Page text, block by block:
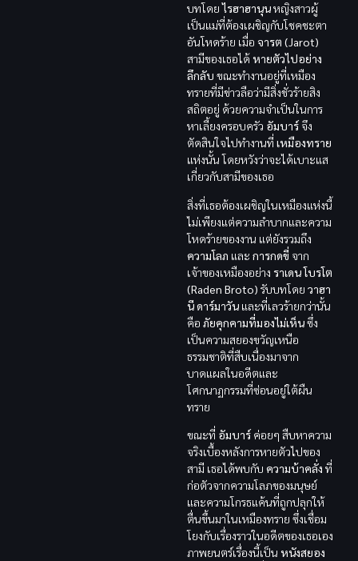
บทโดยไรฮาฮานุนหญิงสาวผู้
เป็นแม่ที่ต้องเผชิญกับโชคชะตา
อันโหดร้าย เมื่อ จารต (Jarot)
สามีของเธอได้ หายตัวไปอย่าง
ลึกลับ ขณะทำงานอยู่ที่เหมือง
ทรายที่มีข่าวลือว่ามีสิ่งชั่วร้ายสิง
สถิตอยู่ ด้วยความจำเป็นในการ
หาเลี้ยงครอบครัว อัมบาร์ จึง
ตัดสินใจไปทำงานที่ เหมืองทราย
แห่งนั้น โดยหวังว่าจะได้เบาะแส
เกี่ยวกับสามีของเธอ
สิ่งที่เธอต้องเผชิญในเหมืองแห่งนี้
ไม่เพียงแต่ความลำบากและความ
โหดร้ายของงาน แต่ยังรวมถึง
ความโลภ และ การกดขี่ จาก
เจ้าของเหมืองอย่าง ราเดน โบรโต
(Raden Broto) รับบทโดย วาฮา
นี ดาร์มาวัน และที่เลวร้ายกว่านั้น
คือ ภัยคุกคามที่มองไม่เห็นซึ่ง
เป็นความสยองขวัญเหนือ
ธรรมชาติที่สืบเนื่องมาจาก
บาดแผลในอดีตและ
โศกนาฏกรรมที่ซ่อนอยู่ใต้ผืน
ทราย
ขณะที่ อัมบาร์ ค่อยๆ สืบหาความ
จริงเบื้องหลังการหายตัวไปของ
สามี เธอได้พบกับ ความบ้าคลั่ง ที่
ก่อตัวจากความโลภของมนุษย์
และความโกรธแค้นที่ถูกปลุกให้
ตื่นขึ้นมาในเหมืองทราย ซึ่งเชื่อม
โยงกับเรื่องราวในอดีตของเธอเอง
ภาพยนตร์เรื่องนี้เป็น หนังสยอง